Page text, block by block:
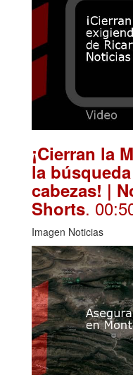
¡Cierran la
la
cabezas! |
Shorts.
Imagen Noticias